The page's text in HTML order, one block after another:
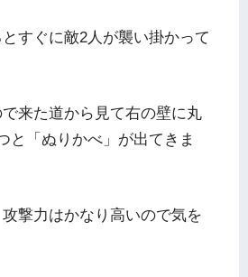
すぐに敵2人が襲い掛かって
来た道から見て右の壁に丸
と「ぬりかべ」が出てきま
撃力はかなり高いので気を